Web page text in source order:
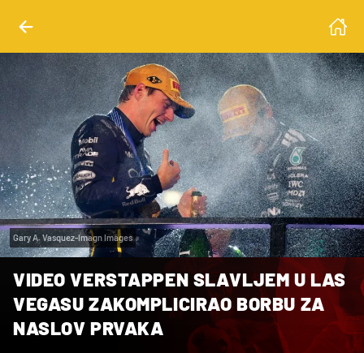
Gary A. Vasquez-Imagn Images
VIDEO VERSTAPPEN SLAVLJEM U LAS
VEGASU ZAKOMPLICIRAO BORBU ZA
NASLOV PRVAKA